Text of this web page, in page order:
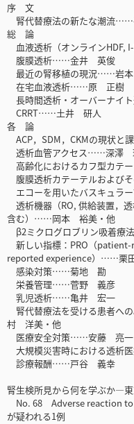
序 文
腎代替療法の新たな潮流
総 論
血液透析（オンライン
腹膜透析……金井 英俊
最近の腎移植の現況……岩
在宅血液透析……原 正樹
長時間透析・オーバーナ
CRRT……土井 研人
各 論
ACP，SDM，CKMの現状
透析血管アクセス……深澤
高齢化におけるカフ型カ
腹膜透析カテーテルおよ
エコーを用いたバスキュラ
透析機器（RO, 供給装置，
含む）……岡本 裕美・他
β2ミクログロブリン吸着
新しい指標：PRO（
reported experience）……栗
感染対策……菊地 勘
栄養管理……菅野 義彦
乳児透析……亀井 宏一
腎代替療法を受ける患者へ
村 洋美・他
医療安全対策……安藤 亮一
大規模災害時における透
診療報酬……戸谷 義幸
腎生検所見から何を学ぶか―
No. 68 Adverse reaction to
が疑われる1例